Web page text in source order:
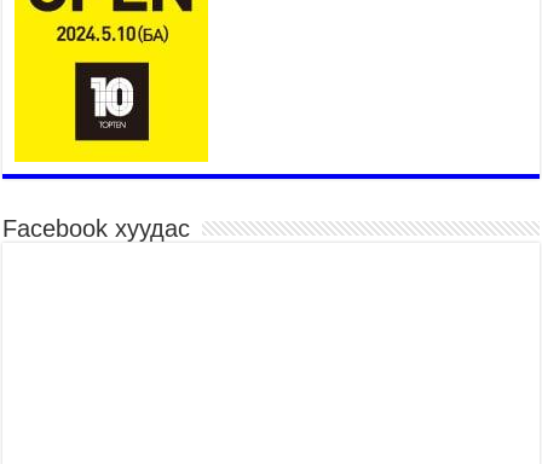
үргэлжилж байна
2026 оны 7 сар 15 / 10 цаг 52 минут
Үндэсний их баяр наадмын хүчит бөхийн
барилдаан эхэллээ
2026 оны 7 сар 15 / 10 цаг 46 минут
Үндэсний хувцасны өдрийг тохиолдуулан
“Дээлтэй монгол наадам” боллоо
МОНГОЛ УЛСЫН ЕРӨНХИЙ САЙД Н.УЧРАЛ
Facebook хуудас